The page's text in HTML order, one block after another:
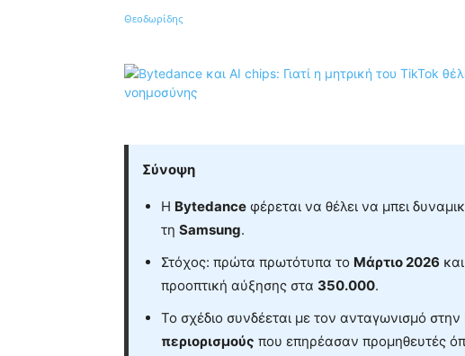
Κοινοποίηση
Σύνοψη
Η Bytedance φέρεται να θέλει να μπει
τη Samsung.
Στόχος: πρώτα πρωτότυπα το Μάρτιο 2026
προοπτική αύξησης στα 350.000.
Το σχέδιο συνδέεται με τον ανταγωνισμό στην
περιορισμούς που επηρέασαν προμηθευτές